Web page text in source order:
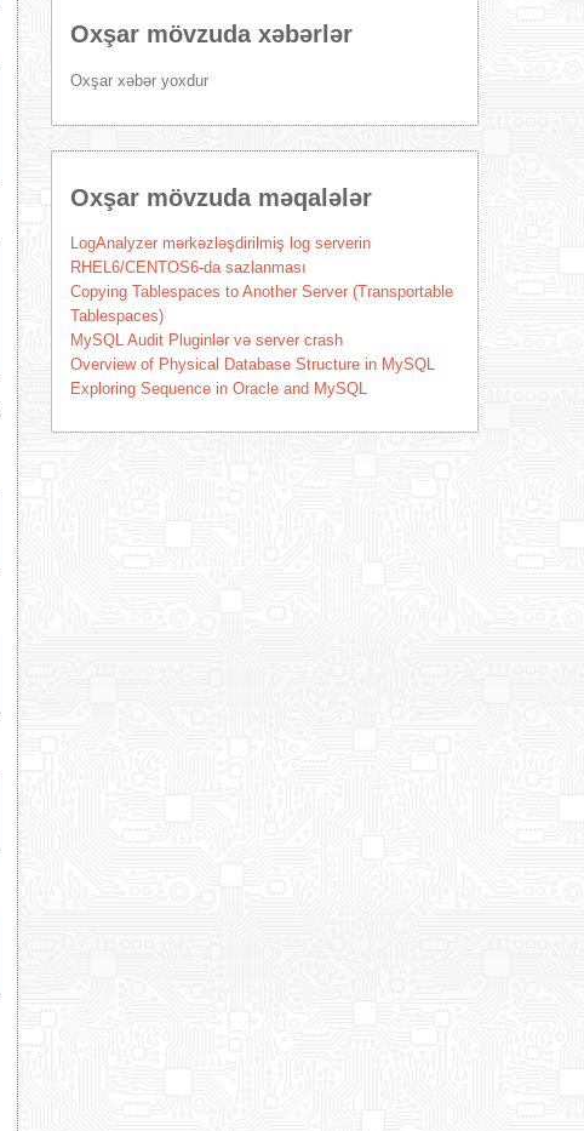
Oxşar mövzuda xəbərlər
Oxşar xəbər yoxdur
Oxşar mövzuda məqalələr
LogAnalyzer mərkəzləşdirilmiş log serverin
RHEL6/CENTOS6-da sazlanması
Copying Tablespaces to Another Server (Transportable
Tablespaces)
MySQL Audit Pluginlər və server crash
Overview of Physical Database Structure in MySQL
Exploring Sequence in Oracle and MySQL